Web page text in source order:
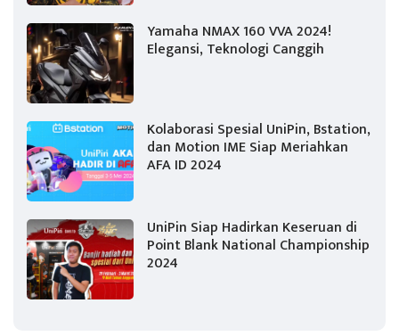
Yamaha NMAX 160 VVA 2024!
Elegansi, Teknologi Canggih
Kolaborasi Spesial UniPin, Bstation,
dan Motion IME Siap Meriahkan
AFA ID 2024
UniPin Siap Hadirkan Keseruan di
Point Blank National Championship
2024